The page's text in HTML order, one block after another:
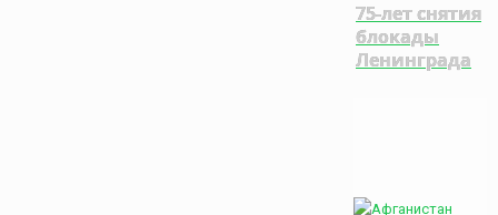
75-лет снятия
блокады
Ленинграда